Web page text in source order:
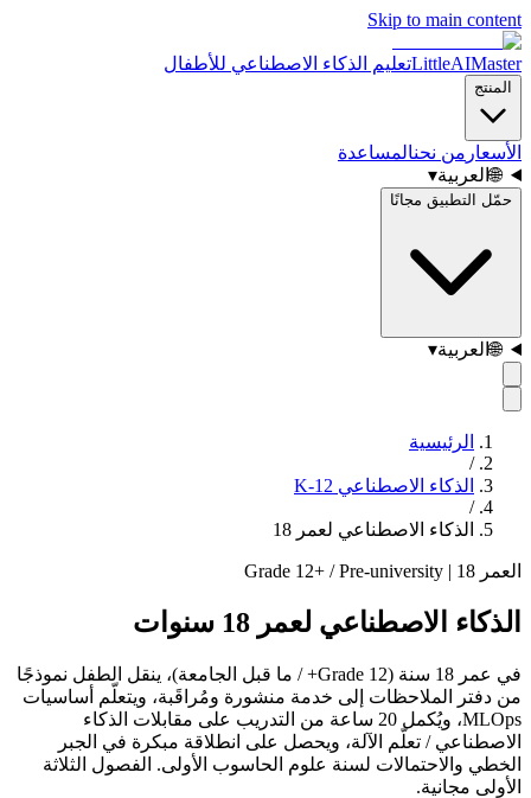
Skip to main content
LittleAIMasterتعليم الذكاء الاصطناعي للأطفال
المنتج
الأسعار من نحنالمساعدة
🌐العربية▾
حمّل التطبيق مجانًا
🌐العربية▾
الرئيسية
/
الذكاء الاصطناعي K-12
/
الذكاء الاصطناعي لعمر 18
العمر 18 | Grade 12+ / Pre-university
الذكاء الاصطناعي لعمر 18 سنوات
في عمر 18 سنة (Grade 12+ / ما قبل الجامعة)، ينقل الطفل نموذجًا
من دفتر الملاحظات إلى خدمة منشورة ومُراقَبة، ويتعلّم أساسيات
MLOps، ويُكمل 20 ساعة من التدريب على مقابلات الذكاء
الاصطناعي / تعلّم الآلة، ويحصل على انطلاقة مبكرة في الجبر
الخطي والاحتمالات لسنة علوم الحاسوب الأولى. الفصول الثلاثة
الأولى مجانية.